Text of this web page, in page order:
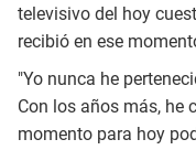
televisivo del hoy
recibió en ese
"Yo nunca he
Con los años más, he
momento para hoy